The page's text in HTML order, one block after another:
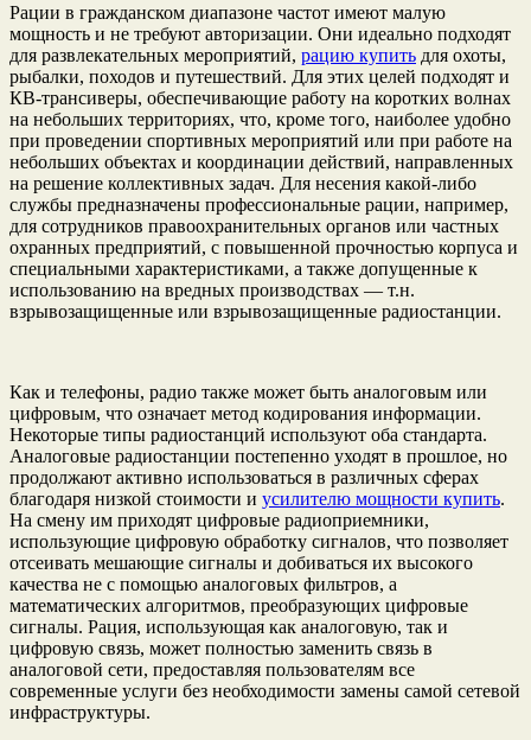
Рации в гражданском диапазоне частот имеют малую
мощность и не требуют авторизации. Они идеально подходят
для развлекательных мероприятий, рацию купить для охоты,
рыбалки, походов и путешествий. Для этих целей подходят и
КВ-трансиверы, обеспечивающие работу на коротких волнах
на небольших территориях, что, кроме того, наиболее удобно
при проведении спортивных мероприятий или при работе на
небольших объектах и ​​координации действий, направленных
на решение коллективных задач. Для несения какой-либо
службы предназначены профессиональные рации, например,
для сотрудников правоохранительных органов или частных
охранных предприятий, с повышенной прочностью корпуса и
специальными характеристиками, а также допущенные к
использованию на вредных производствах — т.н.
взрывозащищенные или взрывозащищенные радиостанции.
Как и телефоны, радио также может быть аналоговым или
цифровым, что означает метод кодирования информации.
Некоторые типы радиостанций используют оба стандарта.
Аналоговые радиостанции постепенно уходят в прошлое, но
продолжают активно использоваться в различных сферах
благодаря низкой стоимости и усилителю мощности купить.
На смену им приходят цифровые радиоприемники,
использующие цифровую обработку сигналов, что позволяет
отсеивать мешающие сигналы и добиваться их высокого
качества не с помощью аналоговых фильтров, а
математических алгоритмов, преобразующих цифровые
сигналы. Рация, использующая как аналоговую, так и
цифровую связь, может полностью заменить связь в
аналоговой сети, предоставляя пользователям все
современные услуги без необходимости замены самой сетевой
инфраструктуры.